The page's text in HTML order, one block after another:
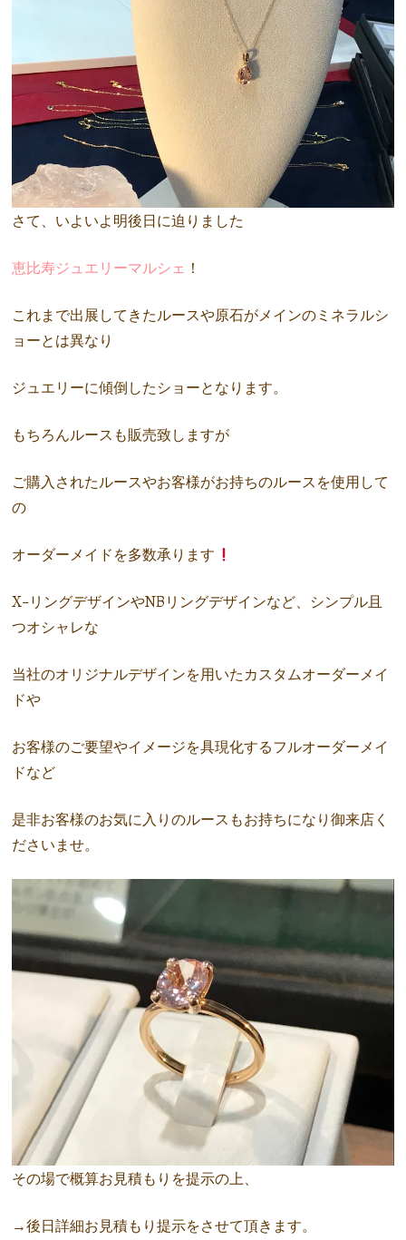
さて、いよいよ明後日に迫りました
恵比寿ジュエリーマルシェ ！
これまで出展してきたルースや原石がメインのミネラルシ
ョーとは異なり
ジュエリーに傾倒したショーとなります。
もちろんルースも販売致しますが
ご購入されたルースやお客様がお持ちのルースを使用して
の
オーダーメイドを多数承ります
X-リングデザインやNBリングデザインなど、シンプル且
つオシャレな
当社のオリジナルデザインを用いたカスタムオーダーメイ
ドや
お客様のご要望やイメージを具現化するフルオーダーメイ
ドなど
是非お客様のお気に入りのルースもお持ちになり御来店く
ださいませ。
その場で概算お見積もりを提示の上、
→後日詳細お見積もり提示をさせて頂きます。